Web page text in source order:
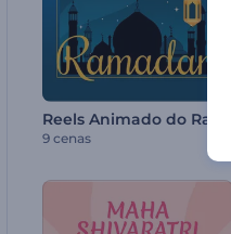
9 cenas